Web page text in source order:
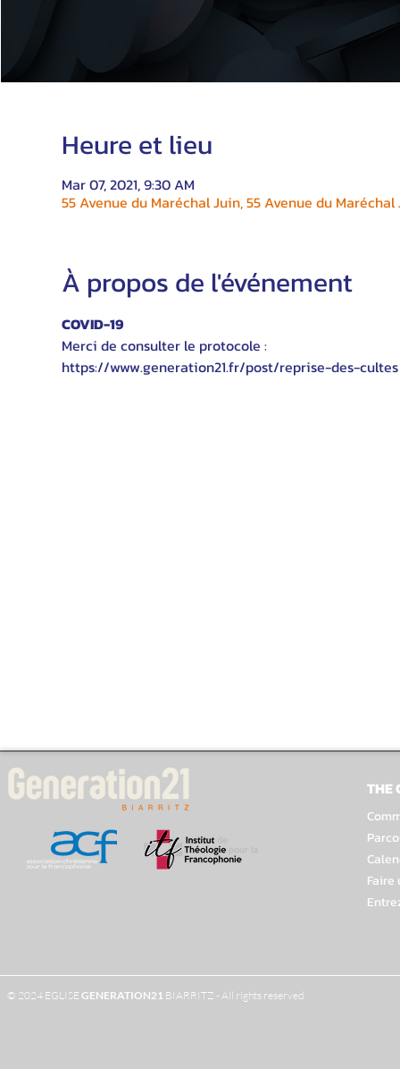
Heure et lieu
Mar 07, 2021, 9:30 AM
55 Avenue du Maréchal Juin, 55 Avenue du
À propos de l'événement
COVID-19
Merci de consulter le protocole :
https://www.generation21.fr/post/reprise-des-cultes
THE
Faire
© 2024 EGLISE GENERATION21 BIARRITZ - All rights reserved